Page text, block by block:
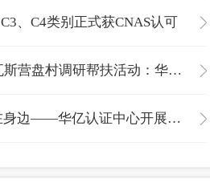
、C4类别正式获CNAS认可
民建省直八支部瓦斯营盘村调研帮扶活动：华亿认证中心爱心捐赠温暖校园
守护生命，“救”在身边——华亿认证中心开展应急救护专项培训